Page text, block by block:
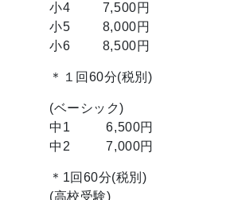
小4 7,500円
小5 8,000円
小6 8,500円
＊１回60分(税別)
(ベーシック)
中1 6,500円
中2 7,000円
＊1回60分(税別)
(高校受験)